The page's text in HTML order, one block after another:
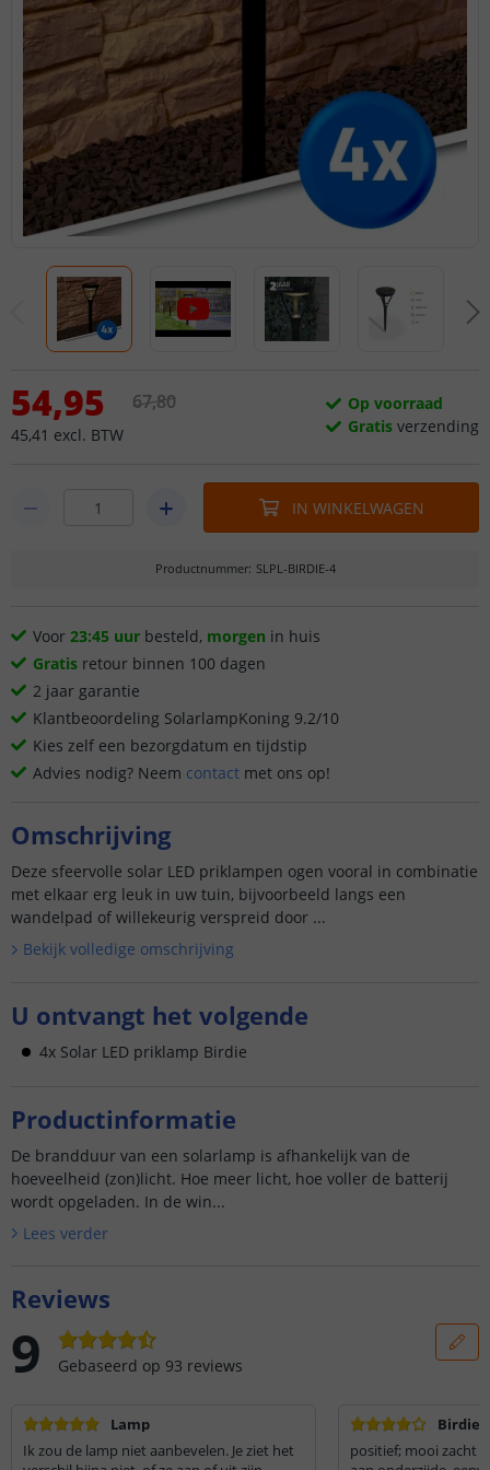
54,95
45,41 excl. BTW
67,80
Op voorraad
Gratis verzending
IN WINKELWAGEN
Productnummer: SLPL-BIRDIE-4
Voor 23:45 uur besteld, morgen in huis
Gratis retour binnen 100 dagen
2 jaar garantie
Klantbeoordeling SolarlampKoning 9.2/10
Kies zelf een bezorgdatum en tijdstip
Advies nodig? Neem contact met ons op!
Omschrijving
Deze sfeervolle solar LED priklampen ogen vooral in combinatie
met elkaar erg leuk in uw tuin, bijvoorbeeld langs een
wandelpad of willekeurig verspreid door ...
Bekijk volledige omschrijving
U ontvangt het volgende
4x Solar LED priklamp Birdie
Productinformatie
De brandduur van een solarlamp is afhankelijk van de
hoeveelheid (zon)licht. Hoe meer licht, hoe voller de batterij
wordt opgeladen. In de win...
Lees verder
Reviews
9 Gebaseerd op 93 reviews
Lamp
Ik zou de lamp niet aanbevelen. Je ziet het
Birdie
positief; mooi zacht